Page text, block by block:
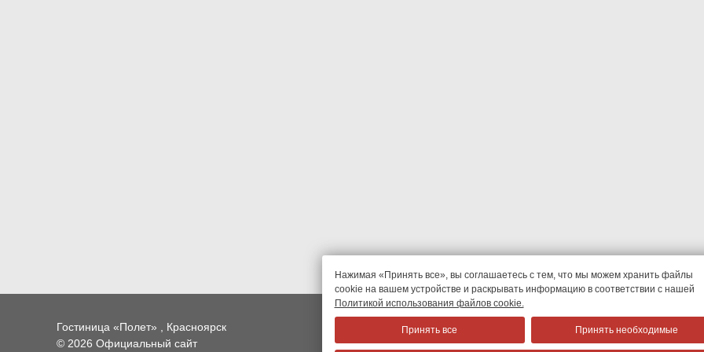
Нажимая «Принять все», вы соглашаетесь с тем, что мы можем хранить файлы
cookie на вашем устройстве и раскрывать информацию в соответствии с нашей
Политикой использования файлов cookie.
Принять все Принять необходимые
Гостиница «Полет» , Красноярск
© 2026 Официальный сайт
Красноярск, ул. Аэровокзальная, 16 +7